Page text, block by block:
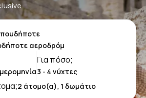
Για πόσο;